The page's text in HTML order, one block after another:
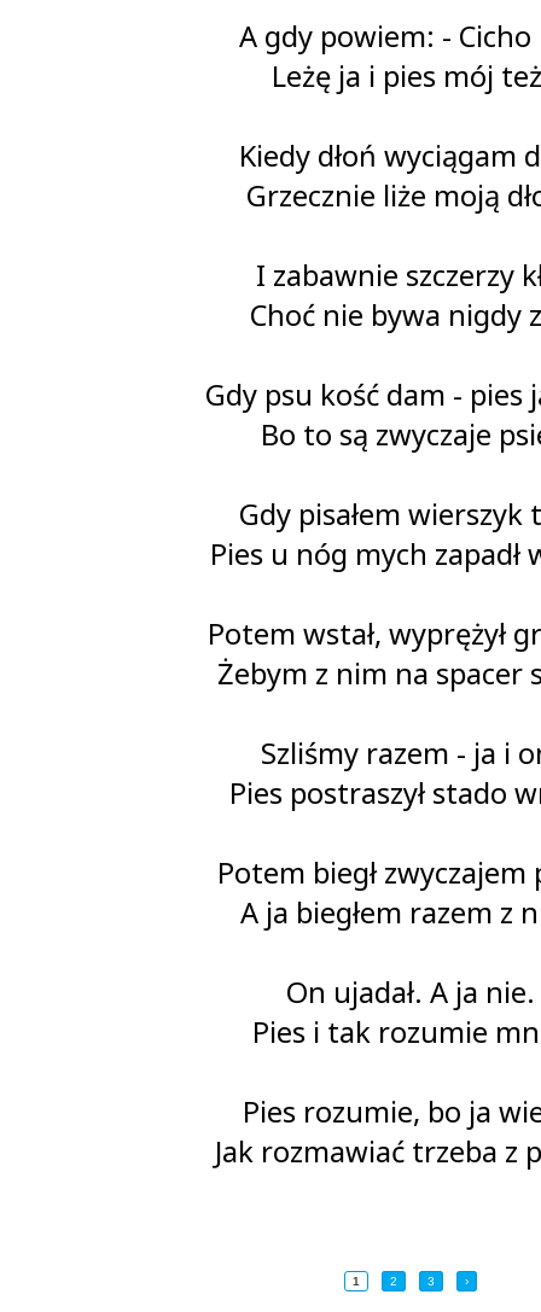
A gdy powiem: - Cicho
Leżę ja i pies mój
Kiedy dłoń wyciągam
Grzecznie liże moją
I zabawnie szczerzy
Choć nie bywa nigdy
Gdy psu kość dam - pies
Bo to są zwyczaje
Gdy pisałem wierszyk
Pies u nóg mych zapadł
Potem wstał, wyprężył
Żebym z nim na spacer
Szliśmy razem - ja i
Pies postraszył stado
Potem biegł zwyczajem
A ja biegłem razem z
On ujadał. A ja nie.
Pies i tak rozumie
Pies rozumie, bo ja
Jak rozmawiać trzeba z
1 2 3 ›